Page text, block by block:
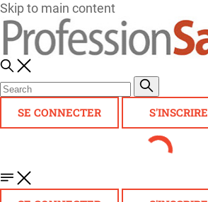
Skip to main content
SE CONNECTER S'INSCRIRE